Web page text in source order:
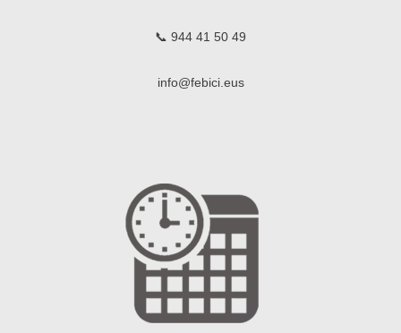
📞 944 41 50 49
info@febici.eus